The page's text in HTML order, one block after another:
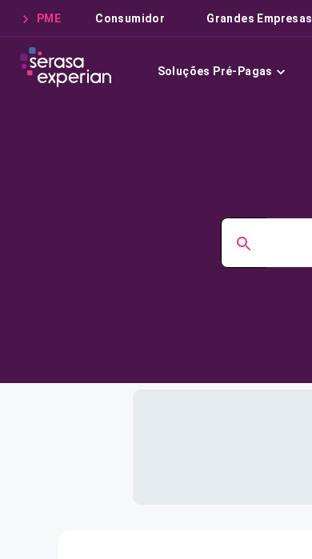
PME Consumidor Grandes Empresas
Soluções Pré-Pagas